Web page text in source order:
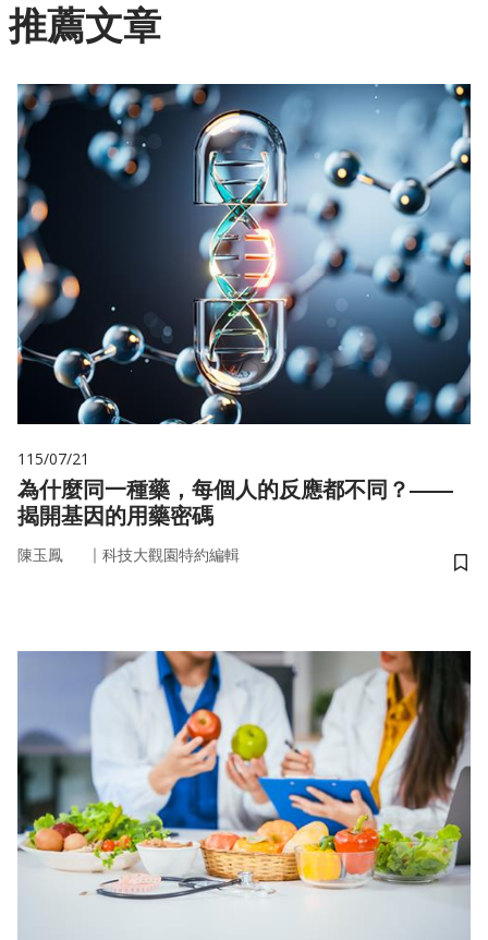
推薦文章
115/07/21
為什麼同一種藥，每個人的反應都不同？——
揭開基因的用藥密碼
陳玉鳳 ｜ 科技大觀園特約編輯
儲